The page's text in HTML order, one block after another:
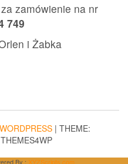
za zamówienie na nr
749
i Żabka
WORDPRESS | THEME:
By : XYZScripts.com